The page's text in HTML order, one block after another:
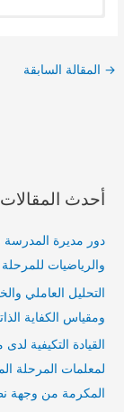
→ المقالة السابقة
أحدث المقالات
دور مديرة المدرسة
والرياضيات
التحليل العاملي
ومقياس الكفاية
القيادة التكيفية
لمعلمات المرحلة
المكرمة من وجهة